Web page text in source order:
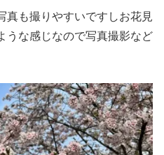
真も撮りやすいですしお花見
うな感じなので写真撮影など